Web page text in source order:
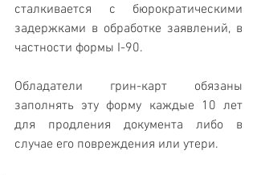
сталкивается с бюрократическими
задержками в обработке заявлений, в
частности формы I-90.
Обладатели грин-карт обязаны
заполнять эту форму каждые 10 лет
для продления документа либо в
случае его повреждения или утери.